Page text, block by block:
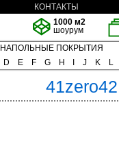
КОНТАКТЫ
1000 м2
шоурум
НАПОЛЬНЫЕ ПОКРЫТИЯ
D E F G H J K L
41zero42